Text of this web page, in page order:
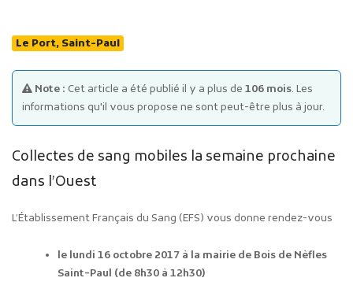
Marchés publics
Projets financés par l'Europe
Le Port, Saint-Paul
Note : Cet article a été publié il y a plus de 106 mois. Les
informations qu'il vous propose ne sont peut-être plus à jour.
Collectes de sang mobiles la semaine prochaine
dans l’Ouest
L’Établissement Français du Sang (EFS) vous donne rendez-vous
le lundi 16 octobre 2017 à la mairie de Bois de Nèfles
Saint-Paul (de 8h30 à 12h30)